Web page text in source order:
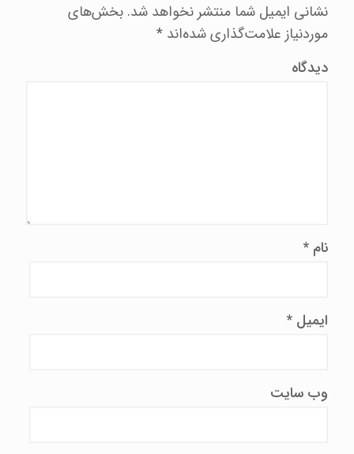
نشانی ایمیل شما منتشر نخواهد شد. بخش‌های
موردنیاز علامت‌گذاری شده‌اند *
دیدگاه
نام *
ایمیل *
وب‌ سایت